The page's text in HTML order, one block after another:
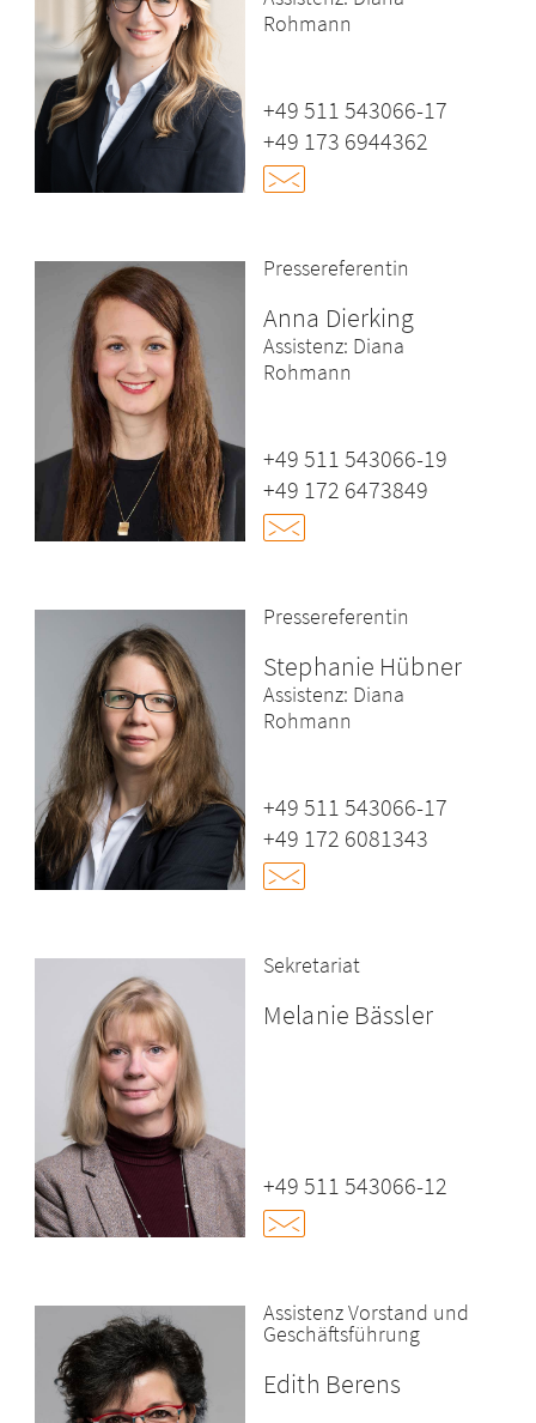
Rohmann
+49 511 543066-17
+49 173 6944362
Pressereferentin
Anna Dierking
Assistenz: Diana
Rohmann
+49 511 543066-19
+49 172 6473849
Pressereferentin
Stephanie Hübner
Assistenz: Diana
Rohmann
+49 511 543066-17
+49 172 6081343
Sekretariat
Melanie Bässler
+49 511 543066-12
Assistenz Vorstand und
Geschäftsführung
Edith Berens